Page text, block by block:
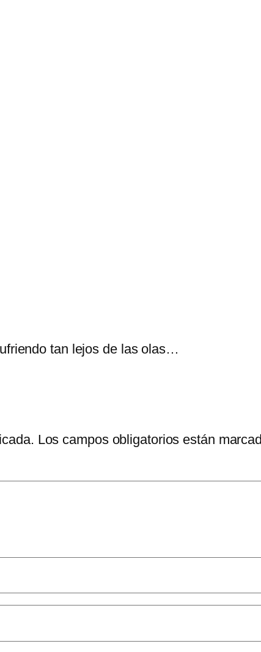
tan lejos de las olas…
Los campos obligatorios están